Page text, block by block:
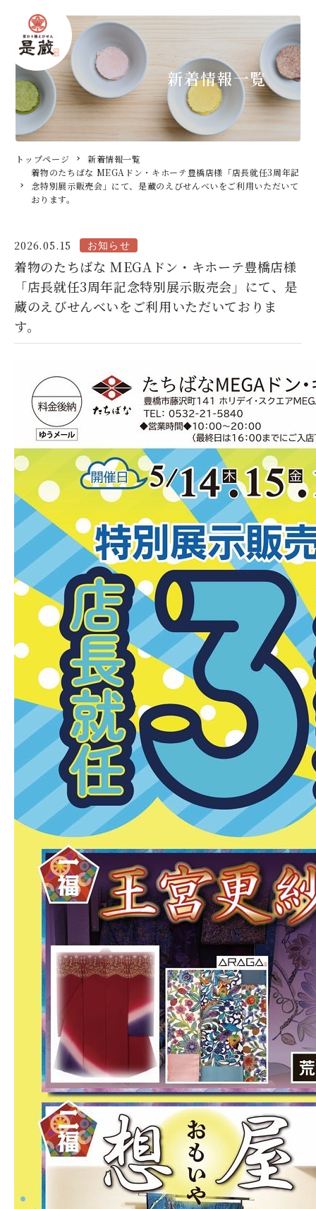
新着情報
VivaEvi
直売所
オンラインストア
お問い合わせ
会社案内
お買い物ガイド
よくある質問
サイトマップ
新着情報一覧
トップページ
新着情報一覧
着物のたちばな MEGAドン・キホーテ豊橋店様「店長就任3周年記
念特別展示販売会」にて、是蔵のえびせんべいをご利用いただいて
おります。
2026.05.15
着物のたちばな MEGAドン・キホーテ豊橋店様
「店長就任3周年記念特別展示販売会」にて、是
蔵のえびせんべいをご利用いただいておりま
す。